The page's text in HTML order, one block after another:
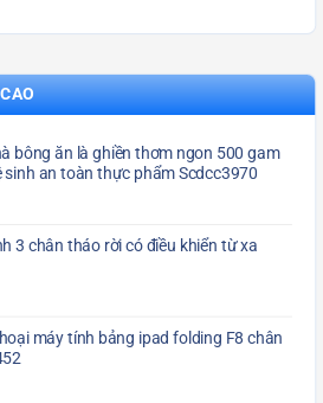
bông ăn là ghiền thơm ngon 500 gam
sinh an toàn thực phẩm Scdcc3970
3 chân tháo rời có điều khiển từ xa
máy tính bảng ipad folding F8 chân